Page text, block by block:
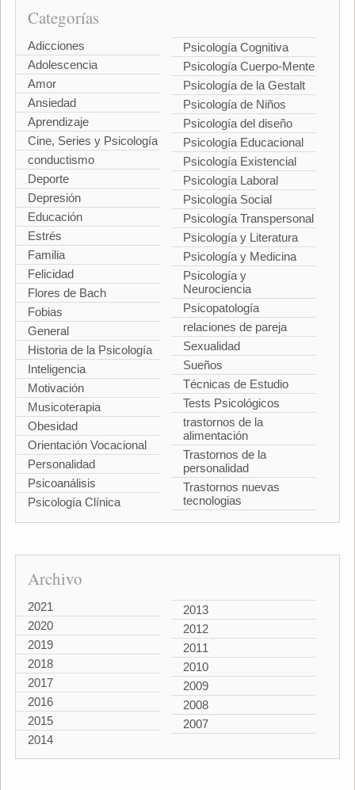
Categorías
Adicciones
Adolescencia
Amor
Ansiedad
Aprendizaje
Cine, Series y Psicología
conductismo
Deporte
Depresión
Educación
Estrés
Familia
Felicidad
Flores de Bach
Fobias
General
Historia de la Psicología
Inteligencia
Motivación
Musicoterapia
Obesidad
Orientación Vocacional
Personalidad
Psicoanálisis
Psicología Clínica
Psicología Cognitiva
Psicología Cuerpo-Mente
Psicología de la Gestalt
Psicología de Niños
Psicología del diseño
Psicología Educacional
Psicología Existencial
Psicología Laboral
Psicología Social
Psicología Transpersonal
Psicología y Literatura
Psicología y Medicina
Psicología y
Neurociencia
Psicopatología
relaciones de pareja
Sexualidad
Sueños
Técnicas de Estudio
Tests Psicológicos
trastornos de la
alimentación
Trastornos de la
personalidad
Trastornos nuevas
tecnologias
Archivo
2021
2020
2019
2018
2017
2016
2015
2014
2013
2012
2011
2010
2009
2008
2007